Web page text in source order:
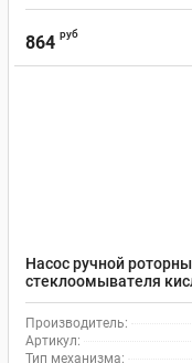
864 руб
Насос ручной
стеклоомывателя
PTFE 13064001,
Производитель:
Артикул:
Тип механизма: